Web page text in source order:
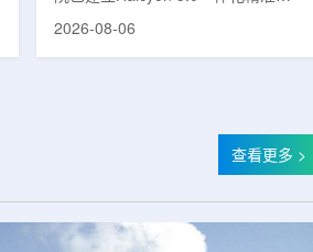
射治疗解决方案，并开始全面用于患
Halcyon系统软件5.0版本为基础，集
成高分辨率锥形束CT成像系统
射治疗系统IDENTIFY。亚洲大学医
2026-08-06
查看更多 >